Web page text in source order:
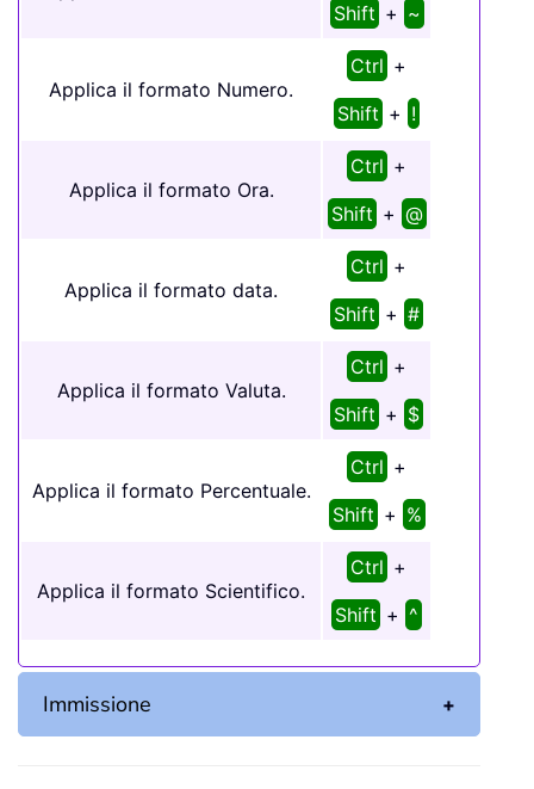
Shift + ~
Applica il formato Numero.
Ctrl +
Shift + !
Applica il formato Ora.
Ctrl +
Shift + @
Applica il formato data.
Ctrl +
Shift + #
Applica il formato Valuta.
Ctrl +
Shift + $
Applica il formato Percentuale.
Ctrl +
Shift + %
Applica il formato Scientifico.
Ctrl +
Shift + ^
Immissione